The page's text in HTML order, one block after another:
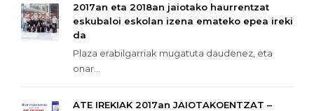
2017an eta 2018an jaiotako haurrentzat
eskubaloi eskolan izena emateko epea ireki
da
Plaza erabilgarriak mugatuta daudenez, eta
onar...
ATE IREKIAK 2017an JAIOTAKOENTZAT –